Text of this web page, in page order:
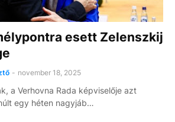
esett Zelenszkij
- november 18, 2025
a Verhovna Rada képviselője azt
egy héten nagyjáb…